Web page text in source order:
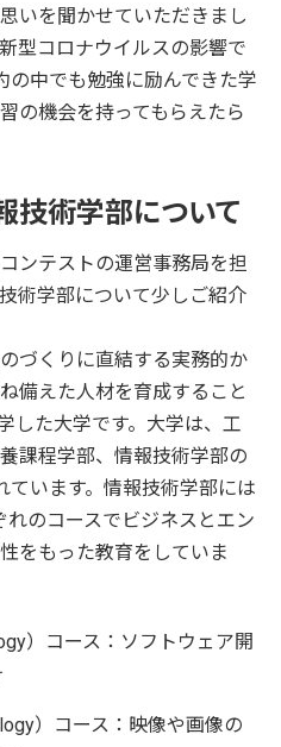
いを聞かせていただきまし
型コロナウイルスの影響で
の中でも勉強に励んできた学
の機会を持ってもらえたら
技術学部について
ンテストの運営事務局を担
術学部について少しご紹介
づくりに直結する実務的か
備えた人材を育成すること
した大学です。大学は、工
課程学部、情報技術学部の
います。情報技術学部には
のコースでビジネスとエン
をもった教育をしていま
）コース：ソフトウェア開
）コース：映像や画像の